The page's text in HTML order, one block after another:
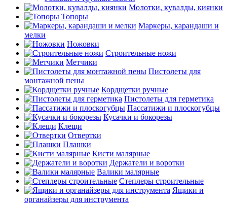
Молотки, кувалды, киянки
Топоры
Маркеры, карандаши и
мелки
Ножовки
Строительные ножи
Метчики
Пистолеты для
монтажной пены
Кордщетки ручные
Пистолеты для герметика
Пассатижи и плоскогубцы
Кусачки и бокорезы
Клещи
Отвертки
Плашки
Кисти малярные
Держатели и воротки
Валики малярные
Степлеры строительные
Ящики и
органайзеры для инструмента